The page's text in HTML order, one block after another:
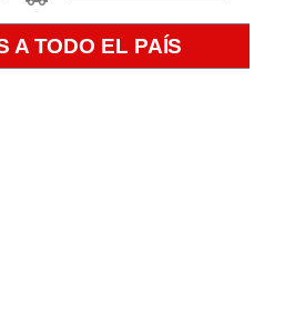
A TODO EL PAÍS